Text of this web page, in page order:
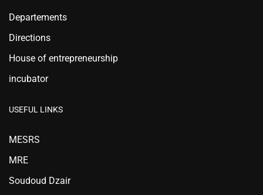
Departements
Directions
House of entrepreneurship
incubator
USEFUL LINKS
MESRS
MRE
Soudoud Dzair